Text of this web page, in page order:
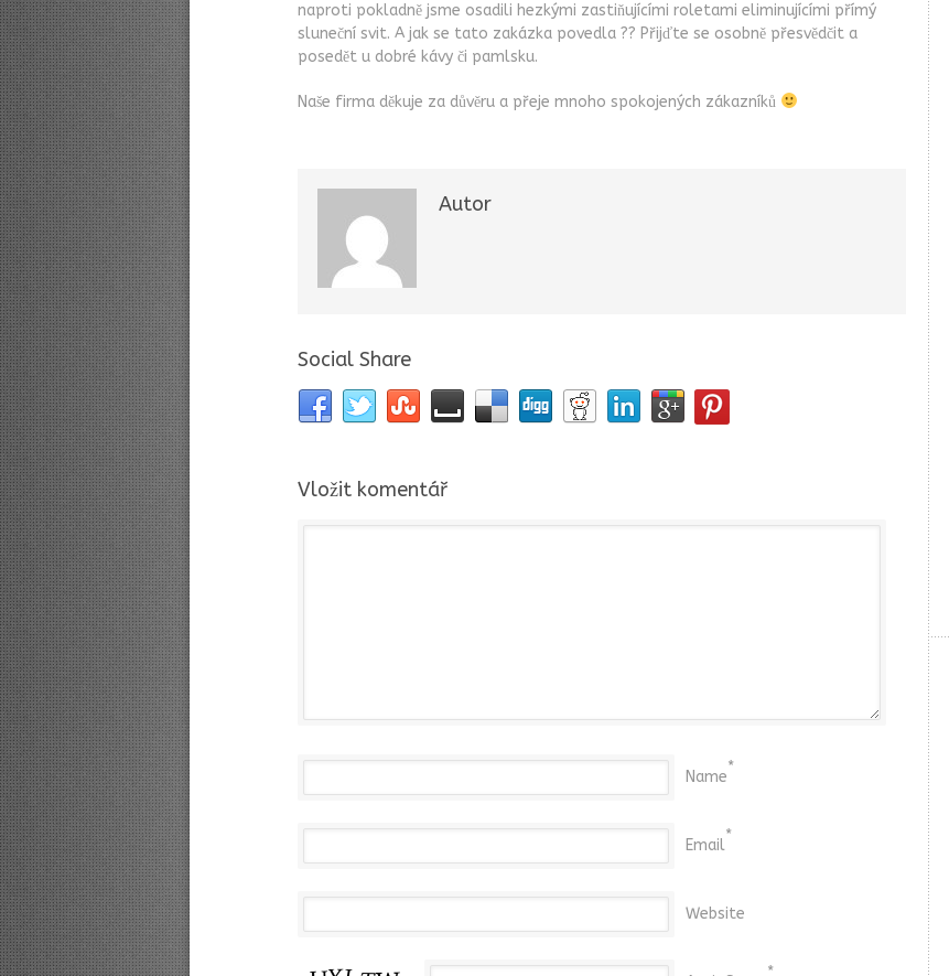
naproti pokladně jsme osadili hezkými zastiňujícími roletami eliminujícími přímý
sluneční svit. A jak se tato zakázka povedla ?? Přijďte se osobně přesvědčit a
posedět u dobré kávy či pamlsku.
Naše firma děkuje za důvěru a přeje mnoho spokojených zákazníků
Autor
Social Share
Vložit komentář
Name
*
Email
*
Website
*